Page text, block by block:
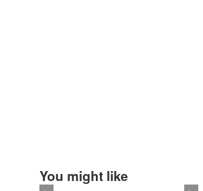
You might like